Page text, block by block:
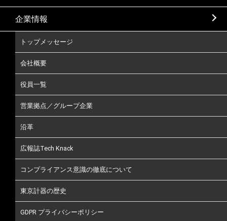
企業情報
トップメッセージ
会社概要
役員一覧
営業拠点／グループ企業
沿革
広報誌Tech Knack
コンプライアンス意識の徹底について
東京計器の歴史
GDPR プライバシーポリシー